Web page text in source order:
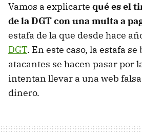
Vamos a explicarte qué es el
de la DGT con una multa a
estafa de la que desde hace
DGT. En este caso, la estafa se
atacantes se hacen pasar por
intentan llevar a una web
dinero.